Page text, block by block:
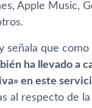
Apple Music,
señala que
ha llevado a
en este
al respecto de la